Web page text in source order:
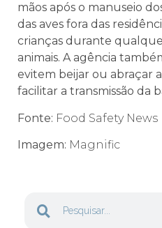
mãos após o manuseio
das aves fora das
crianças durante
animais. A agência
evitem beijar ou abraçar
facilitar a transmissão da
Fonte: Food Safety News
Imagem: Magnific